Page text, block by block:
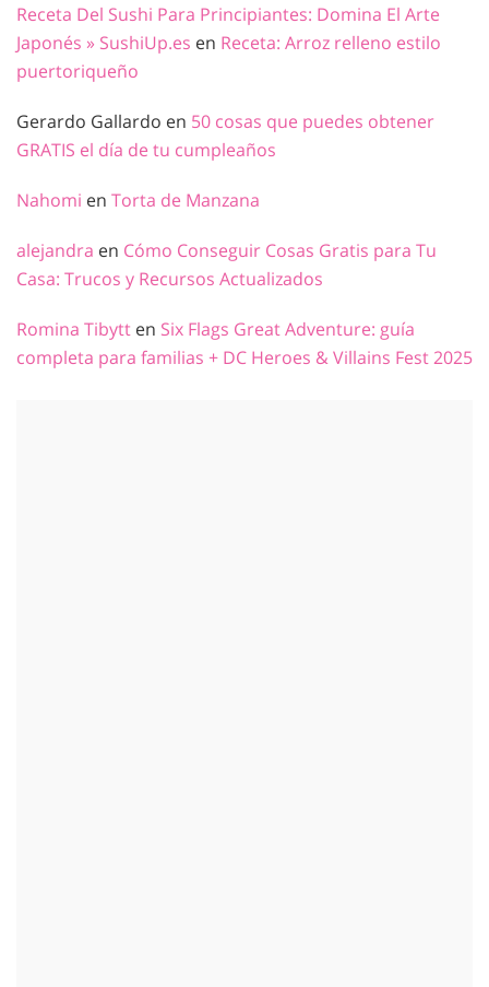
Receta Del Sushi Para Principiantes: Domina El Arte
Japonés » SushiUp.es en Receta: Arroz relleno estilo
puertoriqueño
Gerardo Gallardo en 50 cosas que puedes obtener
GRATIS el día de tu cumpleaños
Nahomi en Torta de Manzana
alejandra en Cómo Conseguir Cosas Gratis para Tu
Casa: Trucos y Recursos Actualizados
Romina Tibytt en Six Flags Great Adventure: guía
completa para familias + DC Heroes & Villains Fest 2025